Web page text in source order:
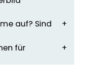
auf? Sind
für